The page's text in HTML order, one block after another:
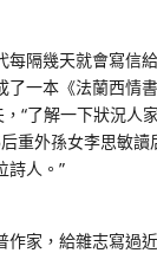
隔幾天就會寫信給
了一本《法蘭西情
，“了解一下狀況人
重外孫女李思敏讀
詩人。”
家，給雜志寫過